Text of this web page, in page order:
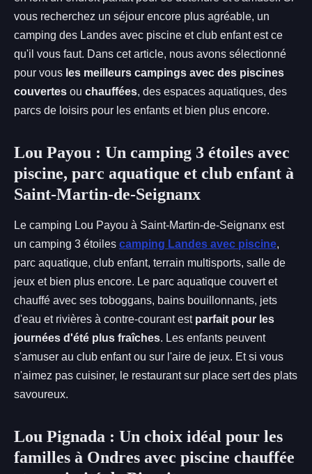
vous recherchez un séjour encore plus agréable, un
camping des Landes avec piscine et club enfant est ce
qu'il vous faut. Dans cet article, nous avons sélectionné
pour vous les meilleurs campings avec des piscines
couvertes ou chauffées, des espaces aquatiques, des
parcs de loisirs pour les enfants et bien plus encore.
Lou Payou : Un camping 3 étoiles avec
piscine, parc aquatique et club enfant à
Saint-Martin-de-Seignanx
Le camping Lou Payou à Saint-Martin-de-Seignanx est
un camping 3 étoiles camping Landes avec piscine,
parc aquatique, club enfant, terrain multisports, salle de
jeux et bien plus encore. Le parc aquatique couvert et
chauffé avec ses toboggans, bains bouillonnants, jets
d'eau et rivières à contre-courant est parfait pour les
journées d'été plus fraîches. Les enfants peuvent
s'amuser au club enfant ou sur l'aire de jeux. Et si vous
n'aimez pas cuisiner, le restaurant sur place sert des plats
savoureux.
Lou Pignada : Un choix idéal pour les
familles à Ondres avec piscine chauffée